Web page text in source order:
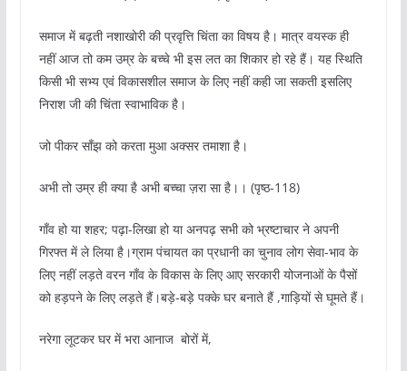
समाज में बढ़ती नशाखोरी की प्रवृत्ति चिंता का विषय है। मात्र वयस्क ही
नहीं आज तो कम उम्र के बच्चे भी इस लत का शिकार हो रहे हैं। यह स्थिति
किसी भी सभ्य एवं विकासशील समाज के लिए नहीं कही जा सकती इसलिए
निराश जी की चिंता स्वाभाविक है।
जो पीकर साँझ को करता मुआ अक्सर तमाशा है।
अभी तो उम्र ही क्या है अभी बच्चा ज़रा सा है।। (पृष्ठ-118)
गाँव हो या शहर; पढ़ा-लिखा हो या अनपढ़ सभी को भ्रष्टाचार ने अपनी
गिरफ्त में ले लिया है।ग्राम पंचायत का प्रधानी का चुनाव लोग सेवा-भाव के
लिए नहीं लड़ते वरन गाँव के विकास के लिए आए सरकारी योजनाओं के पैसों
को हड़पने के लिए लड़ते हैं।बड़े-बड़े पक्के घर बनाते हैं ,गाड़ियों से घूमते हैं।
नरेगा लूटकर घर में भरा आनाज बोरों में,